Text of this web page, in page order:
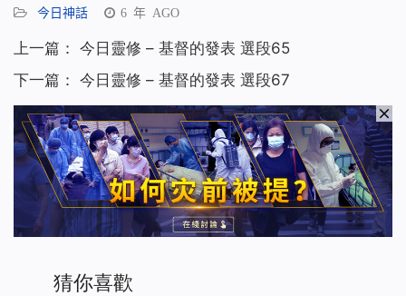
今日神話 6 年 AGO
上一篇： 今日靈修 – 基督的發表 選段65
下一篇： 今日靈修 – 基督的發表 選段67
猜你喜歡